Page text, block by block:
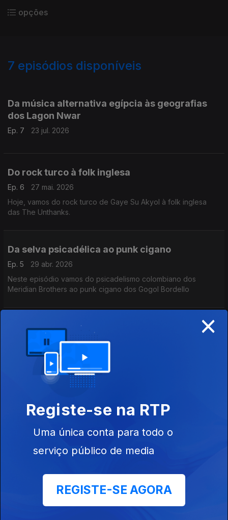
opções
7 episódios disponíveis
Da música alternativa egípcia às geografias
dos Lagon Nwar
Ep. 7 23 jul. 2026
Do rock turco à folk inglesa
Ep. 6
27 mai. 2026
Hoje, vamos do rock turco de Gaye Su Akyol à folk inglesa
das The Unthanks.
Da selva psicadélica ao punk cigano
Ep. 5
29 abr. 2026
Neste episódio vamos do psicadelismo colombiano dos
Meridian Brothers ao punk cigano dos Gogol Bordello
Das polifonias occitanas ao hip-hop chileno,
02 abr. 2026
Do raï moderno ao folclore murciano
Neste episódio vamos do raï moderno de Rachid Taha ao
nomes como Oum Kalthoum, Justin Adams ou Juldeh Camara.
04 fev. 2026
Neste episódio vamos dos boleros cubanos de Ibrahim Ferrer
×
Registe-se na RTP
Uma única conta para todo o
serviço público de media
REGISTE-SE AGORA